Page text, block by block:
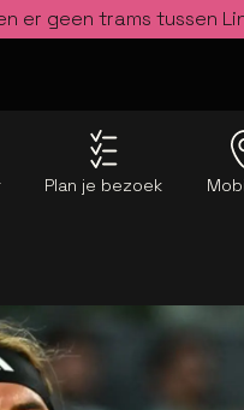
er geen trams tussen
Plan je bezoek